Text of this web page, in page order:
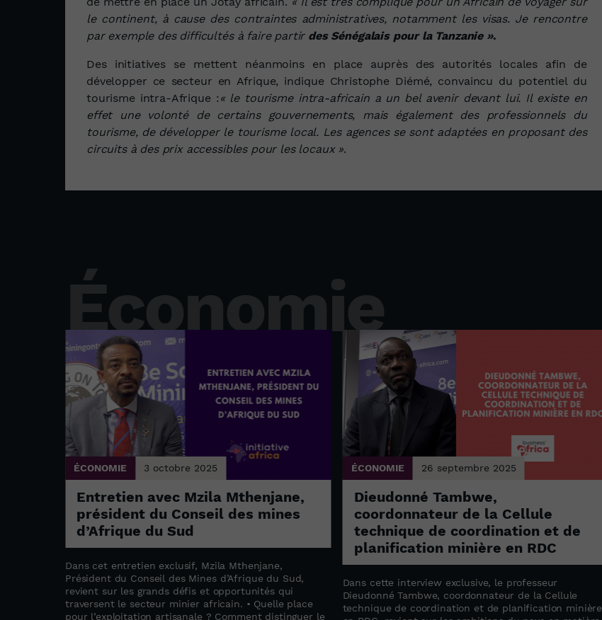
le continent, à cause des contraintes administratives, notamment les visas. Je rencontre
par exemple des difficultés à faire partir des Sénégalais pour la Tanzanie ».
Des initiatives se mettent néanmoins en place auprès des autorités locales afin de
développer ce secteur en Afrique, indique Christophe Diémé, convaincu du potentiel du
tourisme intra-Afrique : « le tourisme intra-africain a un bel avenir devant lui. Il existe en
effet une volonté de certains gouvernements, mais également des professionnels du
tourisme, de développer le tourisme local. Les agences se sont adaptées en proposant des
circuits à des prix accessibles pour les locaux ».
Économie
ÉCONOMIE 3 octobre 2025
Entretien avec Mzila Mthenjane,
président du Conseil des mines
d’Afrique du Sud
Dans cet entretien exclusif, Mzila Mthenjane,
Président du Conseil des Mines d’Afrique du Sud,
revient sur les grands défis et opportunités qui
traversent le secteur minier africain. • Quelle place
pour l’exploitation artisanale ? Comment distinguer le
ÉCONOMIE 26 septembre 2025
Dieudonné Tambwe,
coordonnateur de la Cellule
technique de coordination et de
planification minière en RDC
Dans cette interview exclusive, le professeur
Dieudonné Tambwe, coordonnateur de la Cellule
technique de coordination et de planification minière